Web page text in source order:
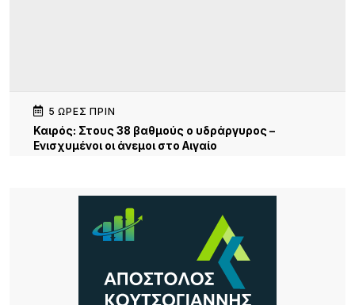
5 ΏΡΕΣ ΠΡΙΝ
Καιρός: Στους 38 βαθμούς ο υδράργυρος –
Ενισχυμένοι οι άνεμοι στο Αιγαίο
οικογένεια Μπούμπουρα
Σ.Α.Ε.Κ. Λήμνου: Μια χρονιά γεμάτη δράσεις,
συνεργασίες και διακρίσεις